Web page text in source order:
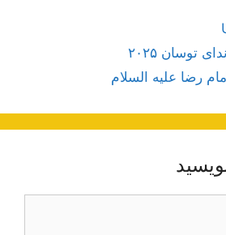
توسان ۲۰۲۵
رضا علیه السلام